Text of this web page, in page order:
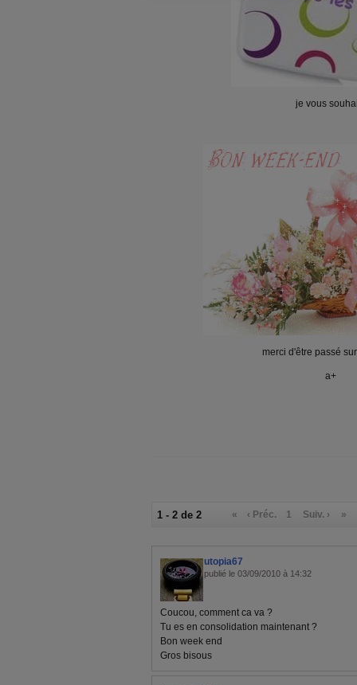
je vous
merci d'être passé
a+
1 - 2 de 2 « ‹ Préc. 1 Suiv. › »
utopia67
publié le 03/09/2010 à 14:32
Coucou, comment ca va ?
Tu es en consolidation maintenant ?
Bon week end
Gros bisous